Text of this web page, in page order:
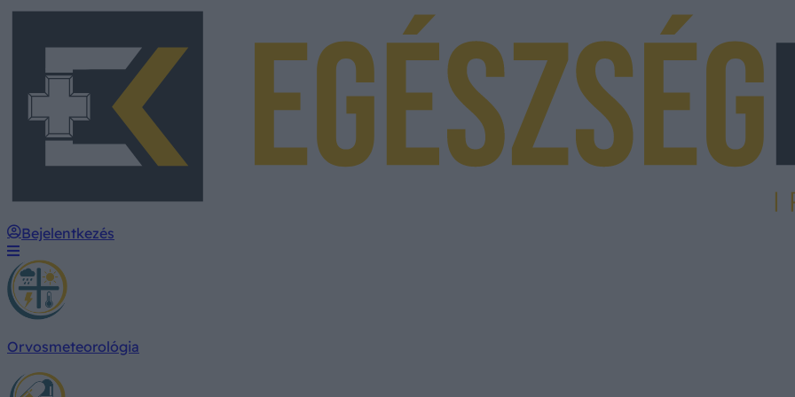
Bejelentkezés
Orvosmeteorológia